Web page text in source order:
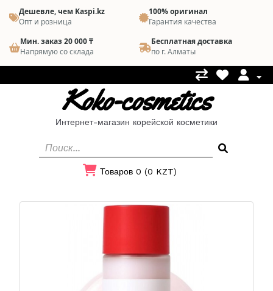
Дешевле, чем Kaspi.kz
Опт и розница
100% оригинал
Гарантия качества
Мин. заказ 20 000 ₸
Напрямую со склада
Бесплатная доставка
по г. Алматы
Koko-cosmetics
Интернет-магазин корейской косметики
Товаров 0 (0 KZT)